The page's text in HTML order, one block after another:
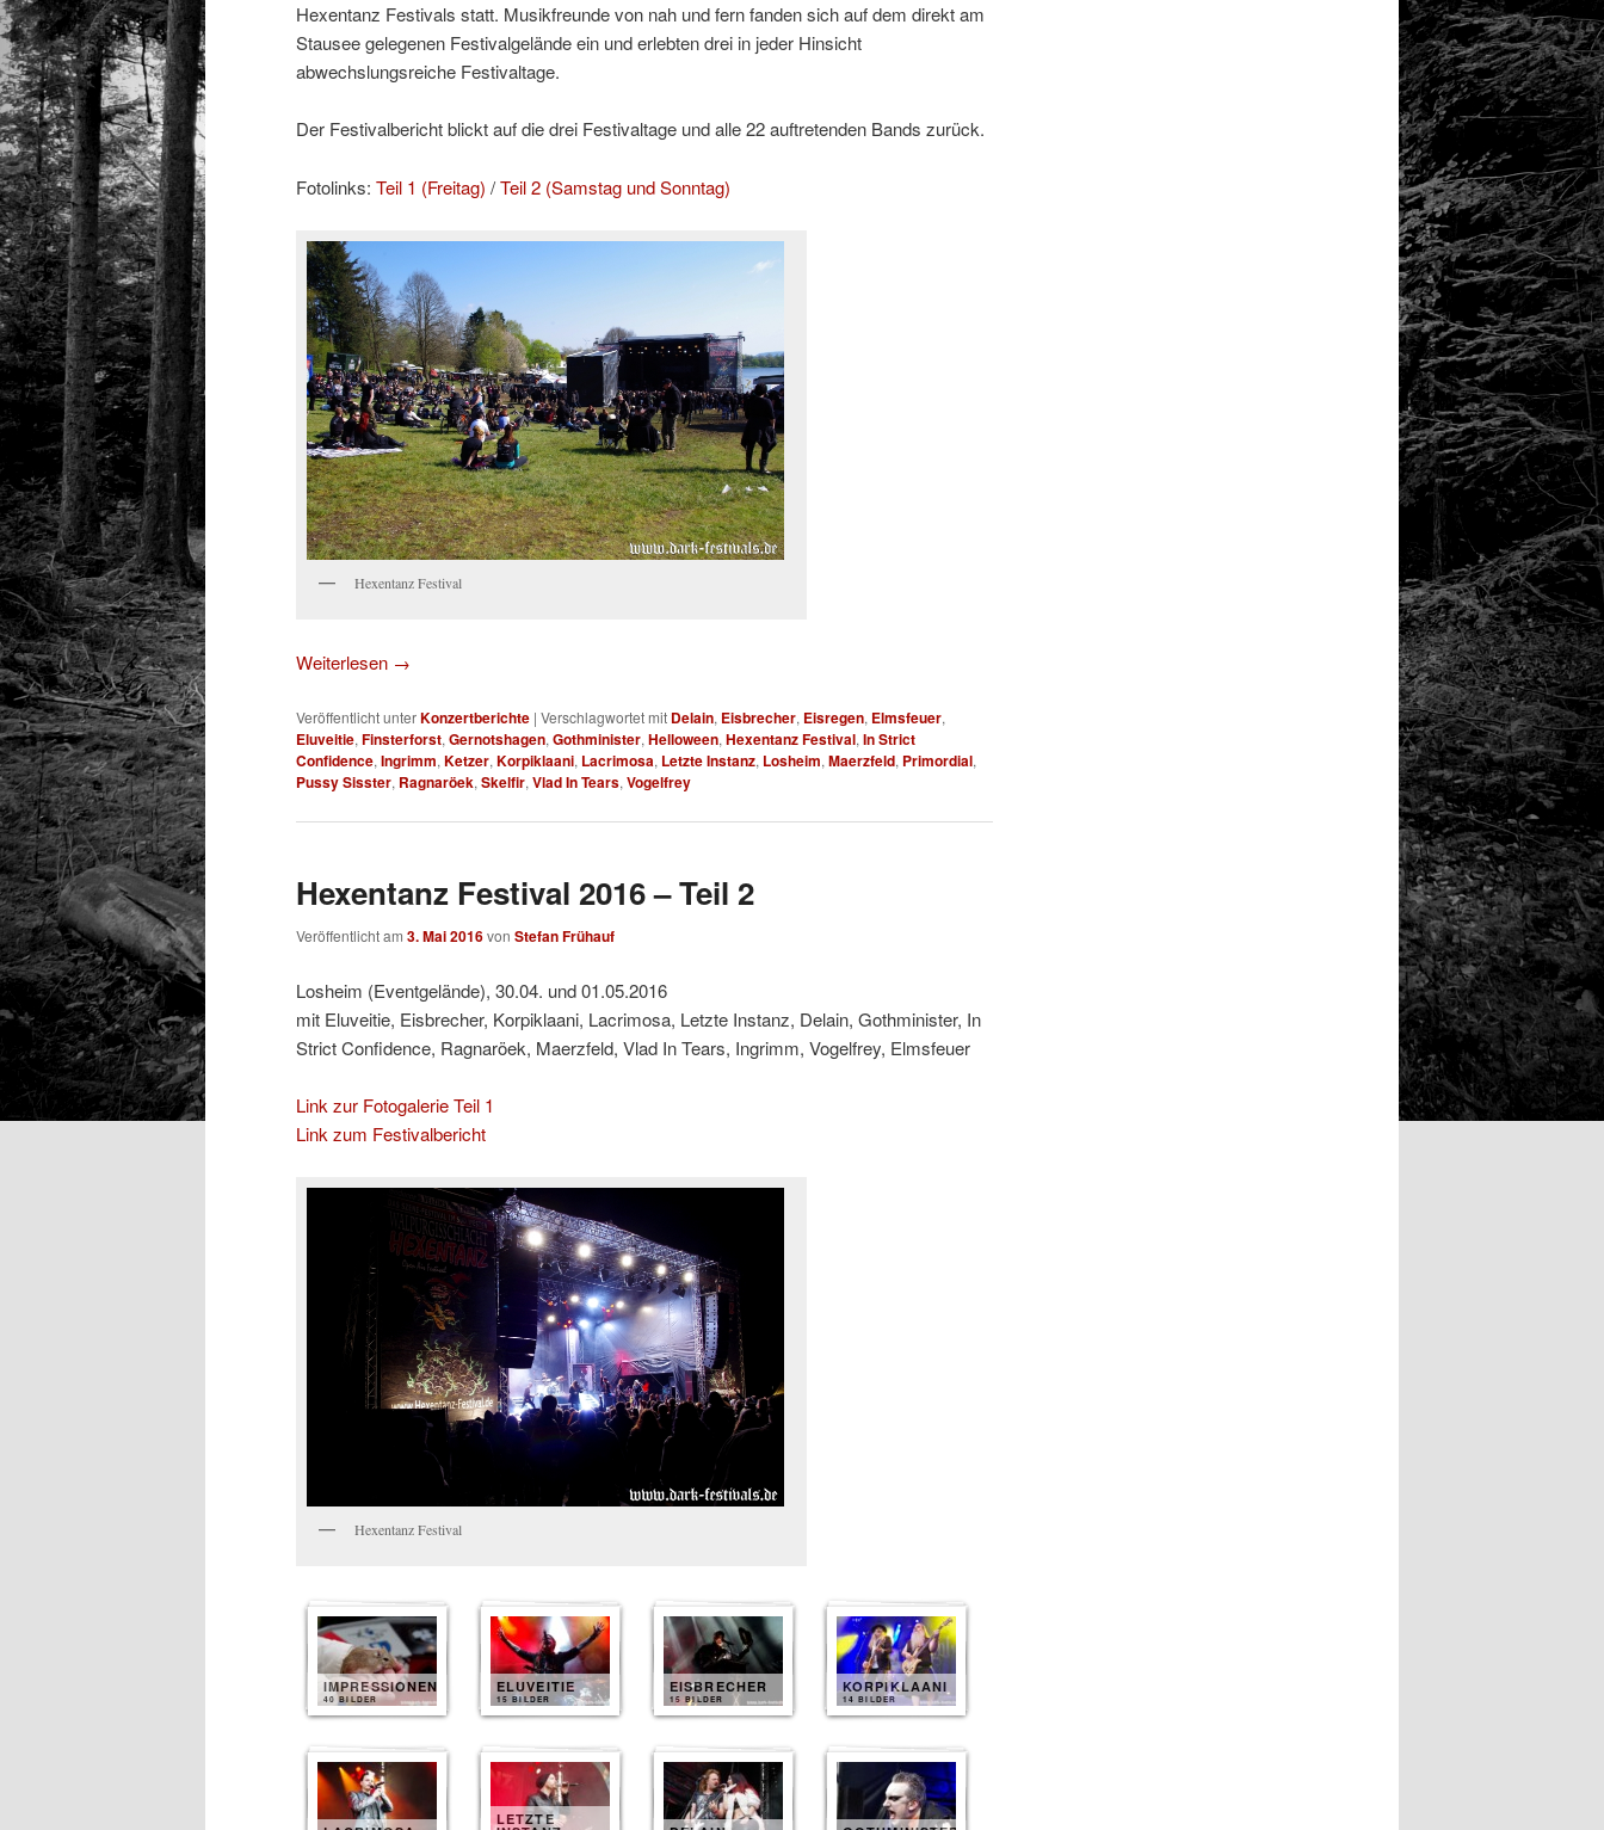
Hexentanz Festivals statt. Musikfreunde von nah und fern fanden sich auf dem direkt am
Stausee gelegenen Festivalgelände ein und erlebten drei in jeder Hinsicht
abwechslungsreiche Festivaltage.
Der Festivalbericht blickt auf die drei Festivaltage und alle 22 auftretenden Bands zurück.
Fotolinks: Teil 1 (Freitag) /Teil 2 (Samstag und Sonntag)
Hexentanz Festival
Weiterlesen →
Veröffentlicht unterKonzertberichte | Verschlagwortet mit Delain, Eisbrecher, Eisregen, Elmsfeuer,
Eluveitie, Finsterforst, Gernotshagen, Gothminister, Helloween, Hexentanz Festival, In Strict
Confidence, Ingrimm, Ketzer, Korpiklaani, Lacrimosa, Letzte Instanz, Losheim, Maerzfeld, Primordial,
Pussy Sisster, Ragnaröek, Skelfir, Vlad In Tears, Vogelfrey
Hexentanz Festival 2016 – Teil 2
Veröffentlicht am 3. Mai 2016von Stefan Frühauf
Losheim (Eventgelände), 30.04. und 01.05.2016
mit Eluveitie, Eisbrecher, Korpiklaani, Lacrimosa, Letzte Instanz, Delain, Gothminister, In
Strict Confidence, Ragnaröek, Maerzfeld, Vlad In Tears, Ingrimm, Vogelfrey, Elmsfeuer
Link zur Fotogalerie Teil 1
Link zum Festivalbericht
Hexentanz Festival
IMPRESSIONEN
40 BILDER
ELUVEITIE
15 BILDER
EISBRECHER
15 BILDER
KORPIKLAANI
14 BILDER
LETZTE